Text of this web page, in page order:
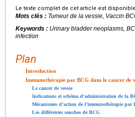
Le texte complet de cet article est disponible
Mots clés : Tumeur de la vessie, Vaccin
Keywords : Urinary bladder neoplasms,
infection
Plan
Introduction
Immunothérapie par BCG dans le cancer de
Le cancer de vessie
Indications et schéma d’administration de la
Mécanismes d’action de l’immunothérapie par
Les différentes souches de BCG